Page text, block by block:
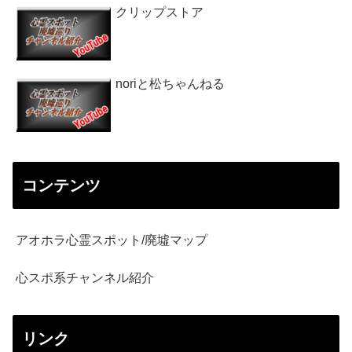
クリップストア
noriと松ちゃんねる
コンテンツ
アオホラ心霊スポット/廃墟マップ
心スポ系チャンネル紹介
リンク